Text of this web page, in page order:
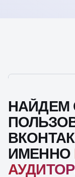
НАЙДЕМ
ИМЕННО